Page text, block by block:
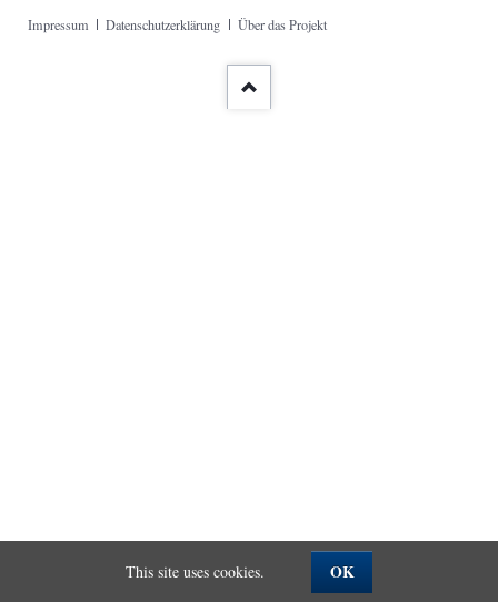
Skip
Impressum Datenschutzerklärung Über das Projekt
This site uses cookies. OK